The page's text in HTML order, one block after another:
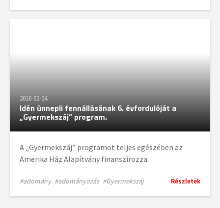
2016-02-04
Idén ünnepli fennállásának 6. évfordulóját a
„Gyermekszáj” program.
A „Gyermekszáj” programot teljes egészében az
Amerika Ház Alapítvány finanszírozza.
#adomány #adományozás #Gyermekszáj Részletek